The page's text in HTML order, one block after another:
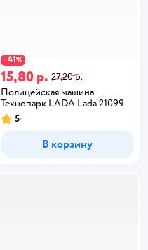
−41%
15,80 р. 27,20 р.
Полицейская машина
Технопарк LADA Lada 21099
5
В корзину